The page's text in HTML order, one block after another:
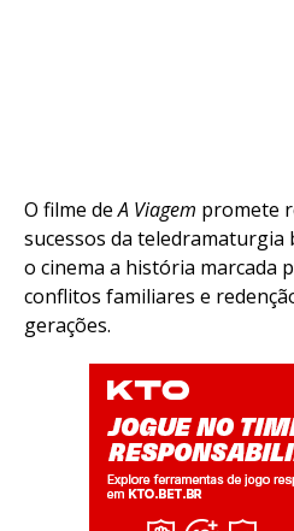
O filme deA Viagem promete
sucessos da teledramaturgia
o cinema a história marcada
conflitos familiares e
gerações.